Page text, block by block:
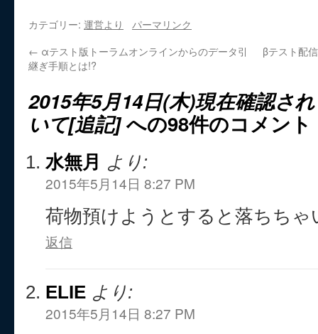
カテゴリー: 運営より
パーマリンク
← αテスト版トーラムオンラインからのデータ引
継ぎ手順とは!?
βテスト配
2015年5月14日(木)現在確認さ
いて[追記]への98件のコメント
水無月 より:
2015年5月14日 8:27 PM
荷物預けようとすると落ちちゃ
返信
ELIE より:
2015年5月14日 8:27 PM